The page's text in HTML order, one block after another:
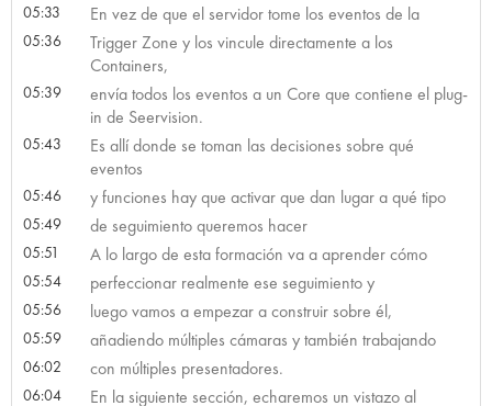
05:33 En vez de que el servidor tome los eventos de la
05:36
Trigger Zone y los vincule directamente a los
Containers,
05:39
envía todos los eventos a un Core que contiene el plug-
in de Seervision.
05:43
Es allí donde se toman las decisiones sobre qué
eventos
05:46 y funciones hay que activar que dan lugar a qué tipo
05:49 de seguimiento queremos hacer
05:51 A lo largo de esta formación va a aprender cómo
05:54 perfeccionar realmente ese seguimiento y
05:56 luego vamos a empezar a construir sobre él,
05:59 añadiendo múltiples cámaras y también trabajando
06:02 con múltiples presentadores.
06:04 En la siguiente sección, echaremos un vistazo al